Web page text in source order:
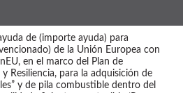
de (importe ayuda) para
de la Unión Europea con
en el marco del Plan de
Resiliencia, para la adquisición de
y de pila combustible dentro del